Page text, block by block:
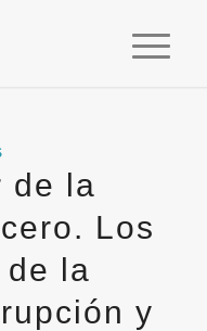
de la
Los
de la
y